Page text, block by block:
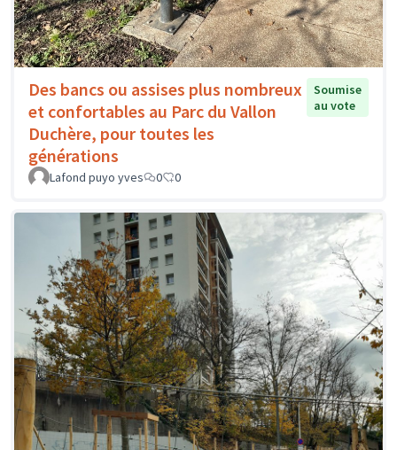
Des bancs ou assises plus nombreux
et confortables au Parc du Vallon
Duchère, pour toutes les
générations
Soumise
au vote
Lafond puyo yves 0 0